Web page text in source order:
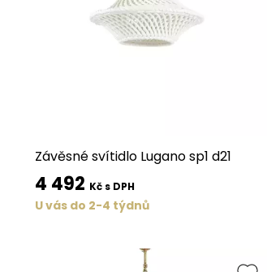
Závěsné svítidlo Lugano sp1 d21
4 492 Kč s DPH
U vás do 2-4 týdnů